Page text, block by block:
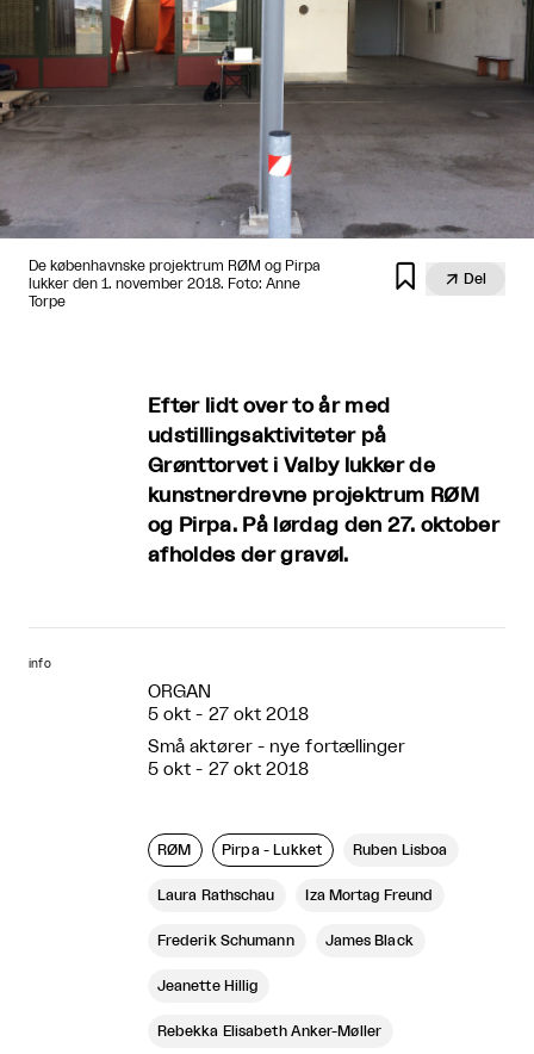
De københavnske projektrum RØM og Pirpa
lukker den 1. november 2018. Foto: Anne
Torpe
  Del
Efter lidt over to år med
udstillingsaktiviteter på
Grønttorvet i Valby lukker de
kunstnerdrevne projektrum RØM
og Pirpa. På lørdag den 27. oktober
afholdes der gravøl.
info
ORGAN
5 okt - 27 okt 2018
Små aktører - nye fortællinger
5 okt - 27 okt 2018
RØM Pirpa - Lukket Ruben Lisboa
Laura Rathschau Iza Mortag Freund
Frederik Schumann James Black
Jeanette Hillig
Rebekka Elisabeth Anker-Møller